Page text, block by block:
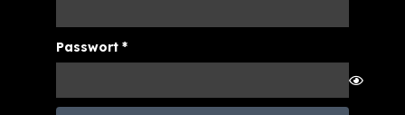
Passwort *Erforderlich